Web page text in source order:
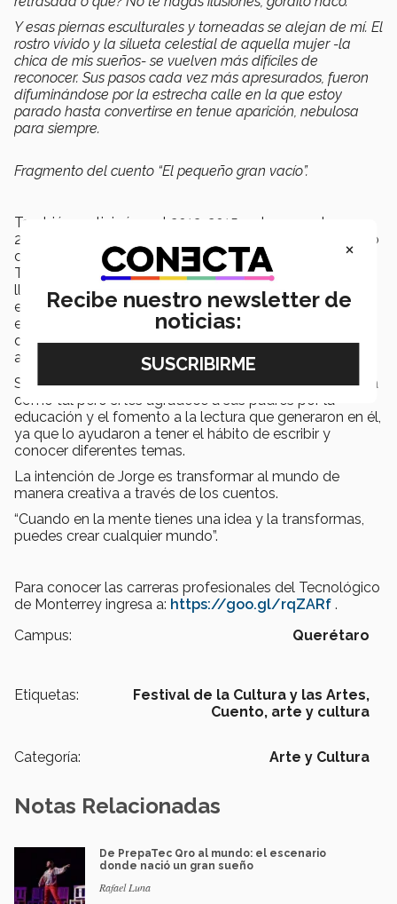
Y esas piernas esculturales y torneadas se alejan de mí. El
rostro vívido y la silueta celestial de aquella mujer -la
chica de mis sueños- se vuelven más difíciles de
reconocer. Sus pasos cada vez más apresurados, fueron
difuminándose por la estrecha calle en la que estoy
parado hasta convertirse en tenue aparición, nebulosa
para siempre.
Fragmento del cuento “El pequeño gran vacío”.
También participó en el 2013, 2015 y ahora en el
2018. “No me lo esperaba porque realmente este último
cuento lo hice en 10 días” nos comentó emocionado.
También, ha participado en diferentes concursos que
lleva a cabo editoriales como Porrúa, Editorial Eréndira
entre otras. Además, estuvo trabajando en Volkswagen,
en el área de comunicación y mercadotecnia, donde
demostró su habilidad para la escritura escribiendo
artículos para la revista “Concepto Volkswagen".
Sus productos literarios no cuentan con una dedicatoria
como tal pero sí les agradece a sus padres por la
educación y el fomento a la lectura que generaron en él,
ya que lo ayudaron a tener el hábito de escribir y
conocer diferentes temas.
La intención de Jorge es transformar al mundo de
manera creativa a través de los cuentos.
“Cuando en la mente tienes una idea y la transformas,
puedes crear cualquier mundo”.
Para conocer las carreras profesionales del Tecnológico
de Monterrey ingresa a: https://goo.gl/rqZARf .
Campus:
Querétaro
Etiquetas:
Festival de la Cultura y las Artes,
Cuento, arte y cultura
Categoría: Arte y Cultura
Notas Relacionadas
De PrepaTec Qro al mundo: el escenario
donde nació un gran sueño
Rafael Luna
×
Recibe nuestro newsletter de
noticias: